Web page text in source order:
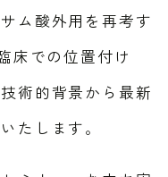
ム酸外用を再考す
床での位置付け
術的背景から最新
たします。